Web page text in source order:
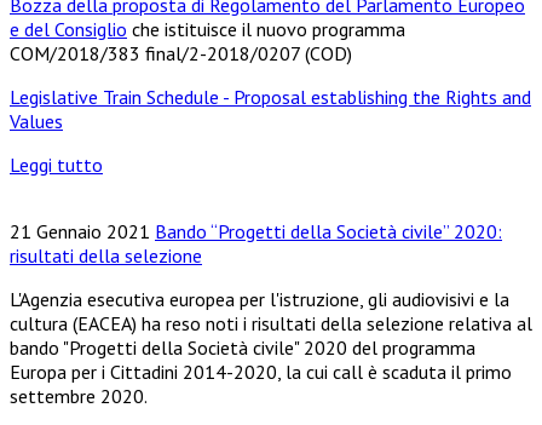
e del Consiglio che istituisce il nuovo programma
COM/2018/383 final/2-2018/0207 (COD)
Legislative Train Schedule - Proposal establishing the Rights and
Values
Leggi tutto
21 Gennaio 2021 Bando “Progetti della Società civile” 2020:
risultati della selezione
L'Agenzia esecutiva europea per l'istruzione, gli audiovisivi e la
cultura (EACEA) ha reso noti i risultati della selezione relativa al
bando "Progetti della Società civile" 2020 del programma
Europa per i Cittadini 2014-2020, la cui call è scaduta il primo
settembre 2020.